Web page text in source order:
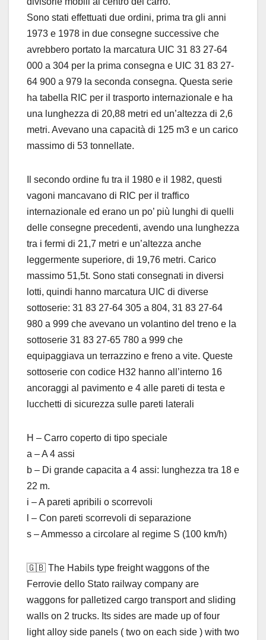
Sono stati effettuati due ordini, prima tra gli anni
1973 e 1978 in due consegne successive che
avrebbero portato la marcatura UIC 31 83 27-64
000 a 304 per la prima consegna e UIC 31 83 27-
64 900 a 979 la seconda consegna. Questa serie
ha tabella RIC per il trasporto internazionale e ha
una lunghezza di 20,88 metri ed un’altezza di 2,6
metri. Avevano una capacità di 125 m3 e un carico
massimo di 53 tonnellate.
Il secondo ordine fu tra il 1980 e il 1982, questi
vagoni mancavano di RIC per il traffico
internazionale ed erano un po’ più lunghi di quelli
delle consegne precedenti, avendo una lunghezza
tra i fermi di 21,7 metri e un’altezza anche
leggermente superiore, di 19,76 metri. Carico
massimo 51,5t. Sono stati consegnati in diversi
lotti, quindi hanno marcatura UIC di diverse
sottoserie: 31 83 27-64 305 a 804, 31 83 27-64
980 a 999 che avevano un volantino del treno e la
sottoserie 31 83 27-65 780 a 999 che
equipaggiava un terrazzino e freno a vite. Queste
sottoserie con codice H32 hanno all’interno 16
ancoraggi al pavimento e 4 alle pareti di testa e
lucchetti di sicurezza sulle pareti laterali
H – Carro coperto di tipo speciale
a – A 4 assi
b – Di grande capacita a 4 assi: lunghezza tra 18 e
22 m.
i – A pareti apribili o scorrevoli
l – Con pareti scorrevoli di separazione
s – Ammesso a circolare al regime S (100 km/h)
🇬🇧 The Habils type freight waggons of the
Ferrovie dello Stato railway company are
waggons for palletized cargo transport and sliding
walls on 2 trucks. Its sides are made up of four
light alloy side panels ( two on each side ) with two